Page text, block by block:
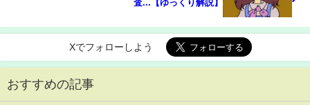
査...【ゆっくり解説】
Xでフォローしよう
おすすめの記事